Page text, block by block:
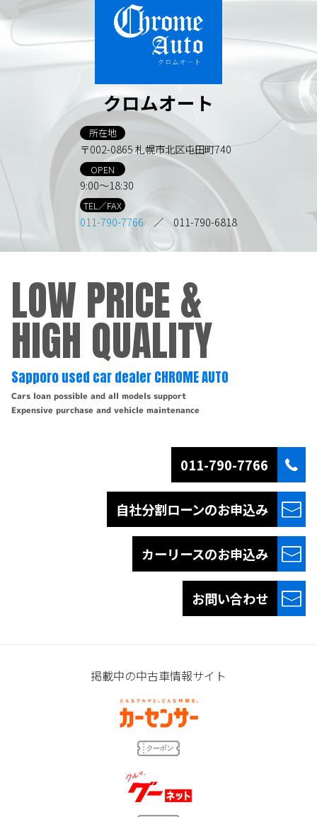
クロムオート
所在地
〒002-0865 札幌市北区屯田町740
OPEN
9:00～18:30
TEL／FAX
011-790-7766 ／ 011-790-6818
LOW PRICE &
HIGH QUALITY
Sapporo used car dealer CHROME AUTO
Cars loan possible and all models support
Expensive purchase and vehicle maintenance
011-790-7766
自社分割ローンのお申込み
カーリースのお申込み
お問い合わせ
掲載中の中古車情報サイト